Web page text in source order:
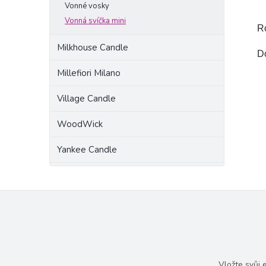
Vonné vosky
Vonná svíčka mini
Milkhouse Candle
Millefiori Milano
Village Candle
WoodWick
Yankee Candle